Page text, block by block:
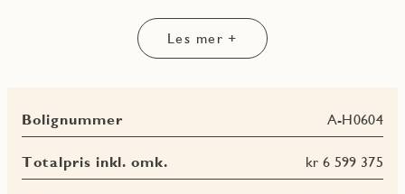
Les mer +
Bolignummer A-H0604
Totalpris inkl. omk. kr 6 599 375